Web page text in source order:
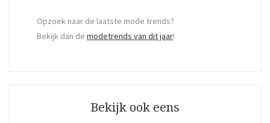
Opzoek naar de laatste mode trends?
Bekijk dan de modetrends van dit jaar!
Bekijk ook eens